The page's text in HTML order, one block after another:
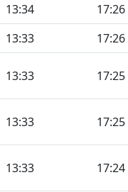
13:34 17:26
13:33 17:26
13:33 17:25
13:33 17:25
13:33 17:24